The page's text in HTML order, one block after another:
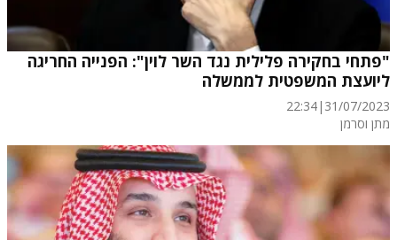
"פתחי בחקירה פלילית נגד השר לוין": הפנייה החריגה
ליועצת המשפטית לממשלה
31/07/2023
|
22:34
מתן וסרמן